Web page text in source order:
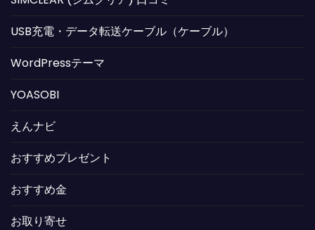
USB充電・データ転送ケーブル（ケーブル）
WordPressテーマ
YOASOBI
えんナビ
おすすめプレゼント
おすすめ金
お取り寄せ